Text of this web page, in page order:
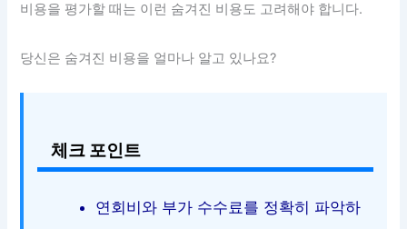
비용을 평가할 때는 이런 숨겨진 비용도 고려해야 합니다.
당신은 숨겨진 비용을 얼마나 알고 있나요?
체크 포인트
연회비와 부가 수수료를 정확히 파악하